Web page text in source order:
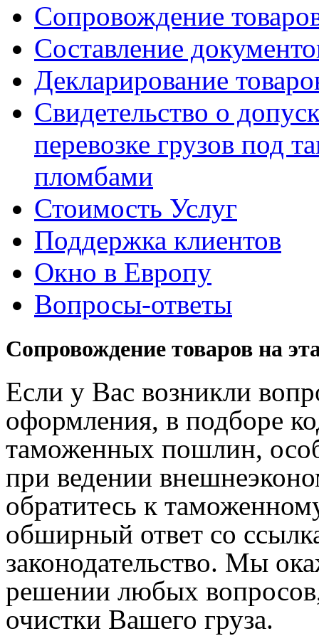
Сопровождение
Составление
Декларирование
Свидетельство о
перевозке грузов под
пломбами
Стоимость Услуг
Поддержка клиентов
Окно в Европу
Вопросы-ответы
Сопровождение товаров на
Если у Вас возникли
оформления, в подборе
таможенных пошлин,
при ведении
обратитесь к
обширный ответ со
законодательство. Мы
решении любых
очистки Вашего груза.